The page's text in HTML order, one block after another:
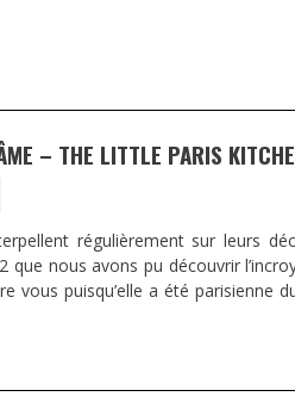
– THE LITTLE PARIS
régulièrement sur leurs
que nous avons pu découvrir
vous puisqu’elle a été parisienne